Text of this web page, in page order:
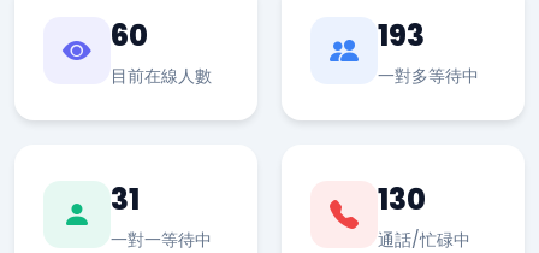
60
目前在線人數
193
一對多等待中
31
一對一等待中
130
通話/忙碌中